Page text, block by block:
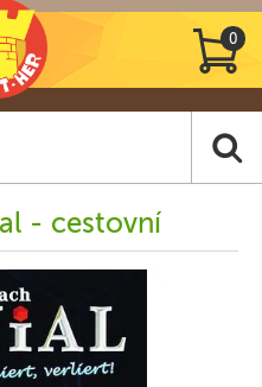
0
- cestovní